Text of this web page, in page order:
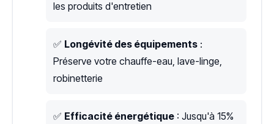
les produits d'entretien
✅ Longévité des équipements :
Préserve votre chauffe-eau, lave-linge,
robinetterie
✅ Efficacité énergétique : Jusqu'à 15%